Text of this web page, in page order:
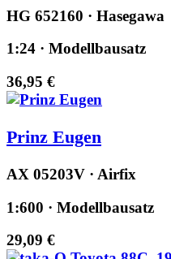
HG 652160 · Hasegawa
1:24 · Modellbausatz
36,95 €
Prinz Eugen
AX 05203V · Airfix
1:600 · Modellbausatz
29,09 €